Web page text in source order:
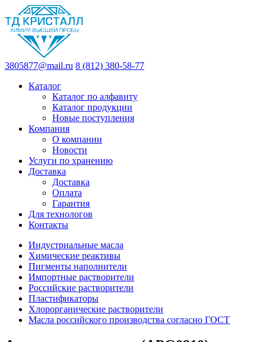
3805877@mail.ru 8 (812) 380-58-77
Каталог
Каталог по алфавиту
Каталог продукции
Новые поступления
Компания
О компании
Новости
Услуги по хранению
Доставка
Доставка
Оплата
Гарантия
Для технологов
Контакты
Индустриальные масла
Химические реактивы
Пигменты наполнители
Импортные растворители
Российские растворители
Пластификаторы
Хлорорганические растворители
Масла российского производства согласно ГОСТ